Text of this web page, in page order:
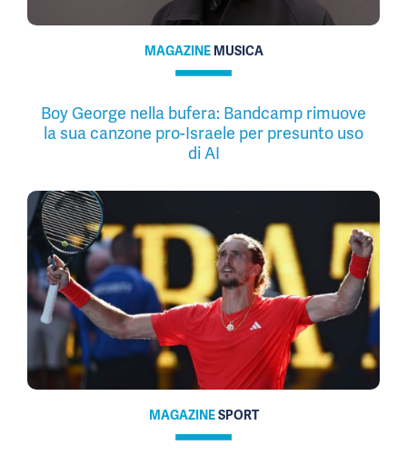
MAGAZINE MUSICA
Boy George nella bufera: Bandcamp rimuove
la sua canzone pro-Israele per presunto uso
di AI
MAGAZINESPORT